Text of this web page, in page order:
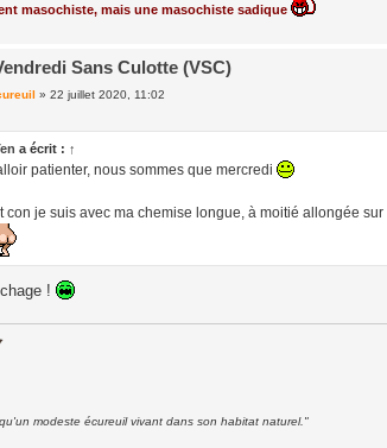
masochiste, mais une masochiste sadique
Sans Culotte (VSC)
»22 juillet 2020, 11:02
a écrit : ↑
patienter, nous sommes que mercredi
con je suis avec ma chemise longue, à moitié allongée
!
modeste écureuil vivant dans son habitat naturel."